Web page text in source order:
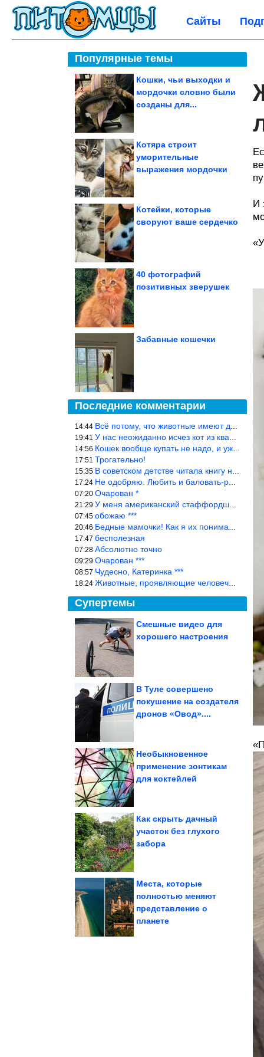
Сайты
Популярные темы
Кошки, чьи выходки и
мордочки словно были
созданы для...
Котяра строит
уморительные
выражения мордочки
Котейки, которые
своруют ваше сердечко
40 фотографий
позитивных зверушек
Забавные кошечки
Последние комментарии
14:44 Всё потому, что животные имеют доступ к кухне. Всю жизнь живу с
19:41 У нас неожиданно исчез кот из квартиры, мы с мужем искали повсюд
14:56 Кошек вообще купать не надо, и уж тем более, еженедельно, как лю
17:51 Трогательно!
15:35 В советском детстве читала книгу не то «Серая сова», не то ещё к
17:24 Не одобряю. Любить и баловать-разные вещи. Хоть детей, хоть коше
07:20 Очарован *
21:29 У меня американский стаффордширский терьер, ей 4,5 года, но ни р
07:45 обожаю ***
20:46 Бедные мамочки! Как я их понимаю…
17:47 бесполезная
07:28 Абсолютно точно
09:29 Очарован ***
08:57 Чудесно, Катеринка ***
18:24 Животные, проявляющие человеческие чувства, на фоне озверевших д
Супертемы
Смешные видео для
хорошего настроения
Все приколы Августа
В Туле совершено
покушение на создателя
дронов «Овод»....
Идеи для хранения,
Необыкновенное
применение зонтикам
для коктейлей
Как cкрыть дачный
участок без глухого
забора
Эти люди знают, как
Места, которые
полностью меняют
представление о
планете
Правительство хочет
допустить больше
И